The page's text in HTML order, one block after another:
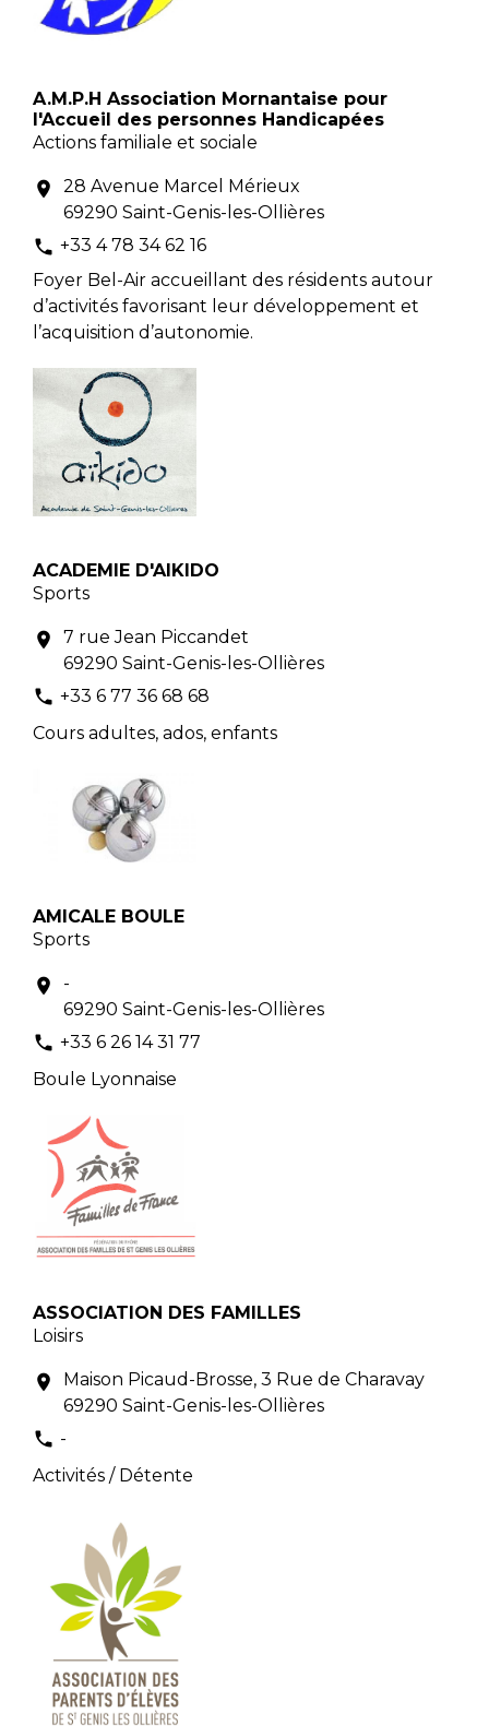
A.M.P.H Association Mornantaise pour
l'Accueil des personnes Handicapées
Actions familiale et sociale
location_on
28 Avenue Marcel Mérieux
69290 Saint-Genis-les-Ollières
phone +33 4 78 34 62 16
Foyer Bel-Air accueillant des résidents autour
d’activités favorisant leur développement et
l’acquisition d’autonomie.
ACADEMIE D'AIKIDO
Sports
location_on
7 rue Jean Piccandet
69290 Saint-Genis-les-Ollières
phone +33 6 77 36 68 68
Cours adultes, ados, enfants
AMICALE BOULE
Sports
location_on
-
69290 Saint-Genis-les-Ollières
phone +33 6 26 14 31 77
Boule Lyonnaise
ASSOCIATION DES FAMILLES
Loisirs
location_on
Maison Picaud-Brosse, 3 Rue de Charavay
69290 Saint-Genis-les-Ollières
phone -
Activités / Détente